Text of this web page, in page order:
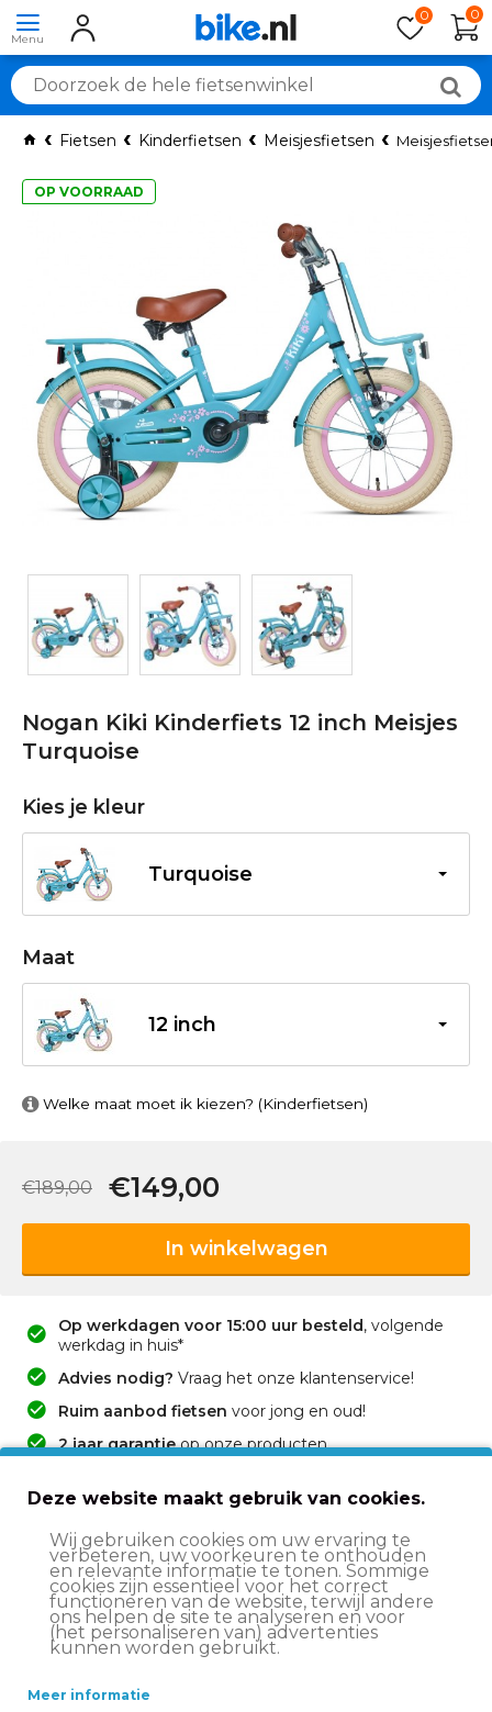
0 0
Fietsen Kinderfietsen Meisjesfietsen
OP VOORRAAD
Nogan Kiki Kinderfiets 12 inch Meisjes
Turquoise
Kies je kleur
Turquoise
Maat
12 inch
Welke maat moet ik kiezen? (Kinderfietsen)
€149,00
€189,00
In winkelwagen
Op werkdagen voor 15:00 uur besteld, volgende
werkdag in huis*
Advies nodig? Vraag het onze klantenservice!
Ruim aanbod fietsen voor jong en oud!
2 jaar garantieop onze producten
Prachtige turquoise uitvoering met
bloemetjesmotief
Handige voordrager om spulletjes mee te nemen
wielen
Deze website maakt gebruik van cookies.
Wij gebruiken cookies om uw ervaring te
verbeteren, uw voorkeuren te onthouden
en relevante informatie te tonen. Sommige
cookies zijn essentieel voor het correct
functioneren van de website, terwijl andere
ons helpen de site te analyseren en voor
(het personaliseren van) advertenties
kunnen worden gebruikt.
Meer informatie